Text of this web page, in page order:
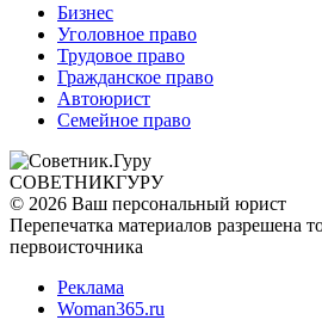
Бизнес
Уголовное право
Трудовое право
Гражданское право
Автоюрист
Семейное право
СОВЕТНИКГУРУ
© 2026 Ваш персональный юрист
Перепечатка материалов разрешена
первоисточника
Реклама
Woman365.ru